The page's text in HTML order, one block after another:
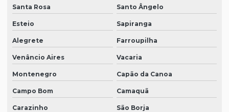
Santa Rosa Santo Ângelo
Esteio Sapiranga
Alegrete Farroupilha
Venâncio Aires Vacaria
Montenegro Capão da Canoa
Campo Bom Camaquã
Carazinho São Borja